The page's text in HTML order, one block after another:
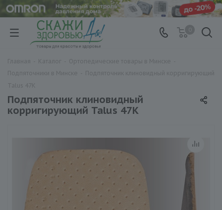
Подпяточник клиновидный
корригирующий Talus 47K